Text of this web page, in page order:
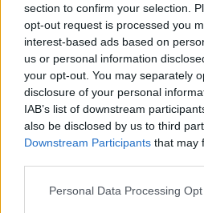
section to confirm your selection.
opt-out request is processed you
interest-based ads based on
us or personal information
your opt-out. You may separately
disclosure of your personal
IAB’s list of downstream
also be disclosed by us to third
Downstream Participants that may
Personal Data Processing
Ας επισημάνουμε τα βασικά:
Επαληθεύστε πριν
αριθ. 1: επαληθεύετε
αίτημα ή την προσφορά
επικοινωνεί μαζί σας
ζητά χρήματα ή
Εκπαιδεύστε τον εαυτό
οικογένειά σας– Μάθετε
πιο συνηθισμένες απάτες